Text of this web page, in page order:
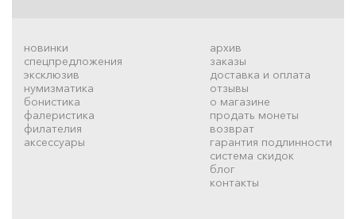
новинки
спецпредложения
эксклюзив
нумизматика
бонистика
фалеристика
филателия
аксессуары
архив
заказы
доставка и оплата
отзывы
о магазине
продать монеты
возврат
гарантия подлинности
система скидок
блог
контакты